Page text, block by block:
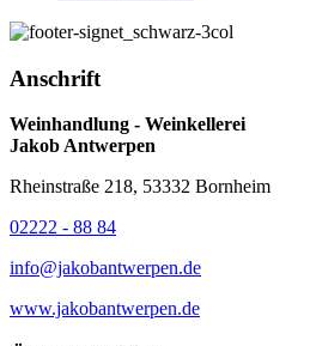
Anschrift
Weinhandlung - Weinkellerei
Jakob Antwerpen
Rheinstraße 218, 53332 Bornheim
02222 - 88 84
info@jakobantwerpen.de
www.jakobantwerpen.de